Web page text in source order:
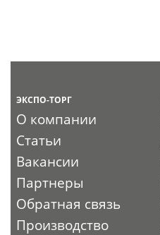
ЭКСПО-ТОРГ
О компании
Статьи
Вакансии
Партнеры
Обратная связь
Производство